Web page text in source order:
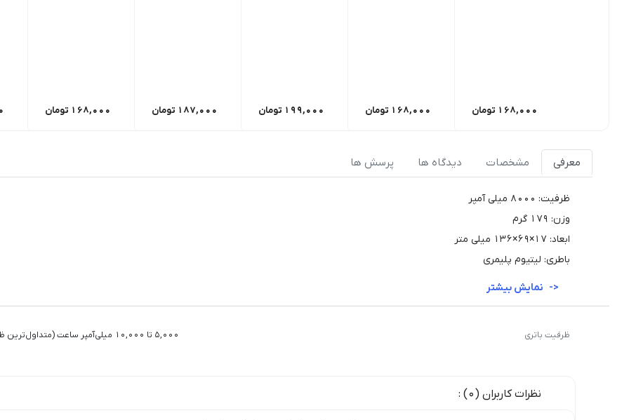
168,000 تومان 168,000 تومان 199,000 تومان 187,000 تومان 168,000 تومان
معرفی مشخصات دیدگاه ها پرسش ها
ظرفیت: 8000 میلی آمپر
وزن: 179 گرم
ابعاد: 17×69×136 میلی متر
باطری: لیتیوم پلیمری
ظرفیت باتری 5,000 تا 10,000 میلی‌آمپر ساعت (متداول‌ترین ظرفیت)
نظرات کاربران (0) :